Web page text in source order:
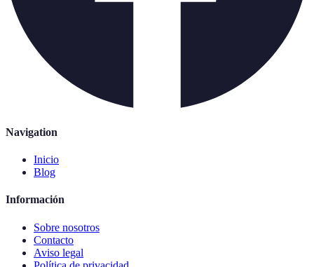
Navigation
Inicio
Blog
Información
Sobre nosotros
Contacto
Aviso legal